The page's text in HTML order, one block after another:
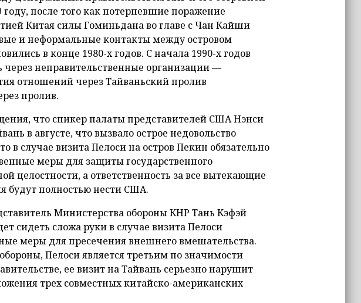
после того как потерпевшие поражение
Китая силы Гоминьдана во главе с Чан Кайши
и неформальные контакты между островом
в конце 1980-х годов. С начала 1990-х годов
через неправительственные организации —
отношений через Тайваньский пролив
пролив.
что спикер палаты представителей США Нэнси
в августе, что вызвало острое недовольство
случае визита Пелоси на остров Пекин обязательно
меры для защиты государственного
целостности, а ответственность за все вытекающие
будут полностью нести США.
Министерства обороны КНР Тань Кэфэй
сидеть сложа руки в случае визита Пелоси
меры для пресечения внешнего вмешательства.
Пелоси является третьим по значимости
ее визит на Тайвань серьезно нарушит
трех совместных китайско-американских